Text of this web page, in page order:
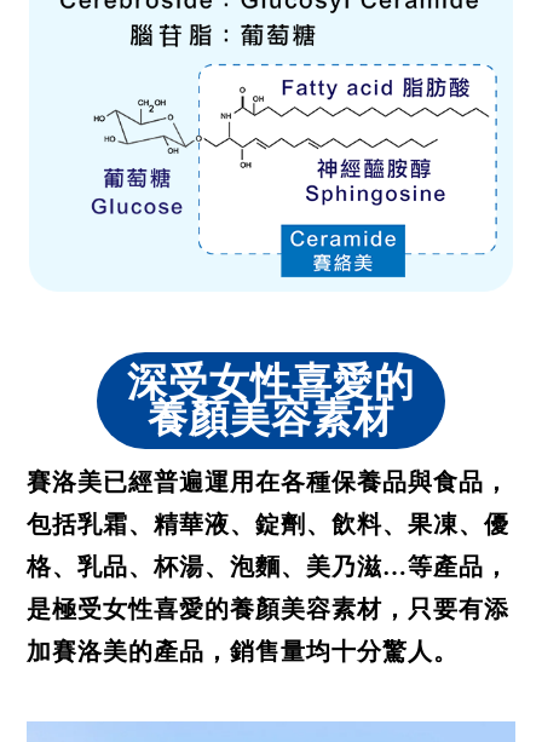
深受女性喜愛的
養顏美容素材
賽洛美已經普遍運用在各種保養品與食品，
包括乳霜、精華液、錠劑、飲料、果凍、優
格、乳品、杯湯、泡麵、美乃滋…等產品，
是極受女性喜愛的養顏美容素材，只要有添
加賽洛美的產品，銷售量均十分驚人。